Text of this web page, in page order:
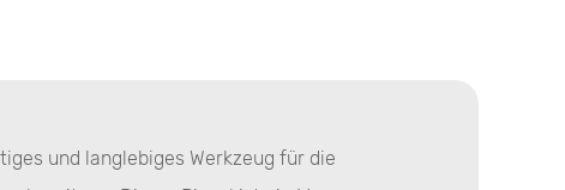
und langlebiges Werkzeug für die